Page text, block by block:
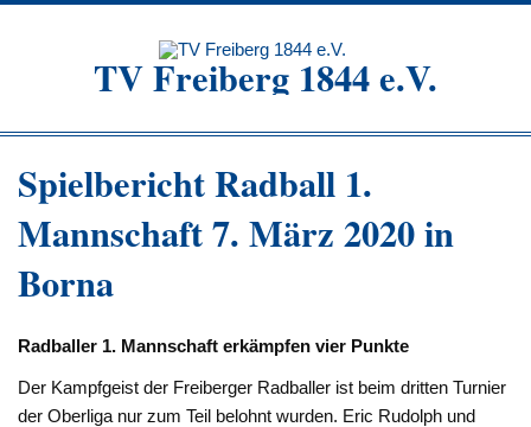
Zum
TV Freiberg 1844 e.V.
Spielbericht Radball 1.
Mannschaft 7. März 2020 in
Borna
Radballer 1. Mannschaft erkämpfen vier Punkte
Der Kampfgeist der Freiberger Radballer ist beim dritten Turnier
der Oberliga nur zum Teil belohnt wurden. Eric Rudolph und